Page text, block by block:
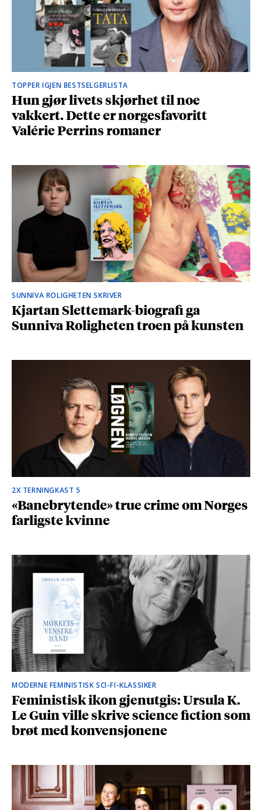
TOPPER IGJEN BESTSELGERLISTA
Hun gjør livets skjørhet til noe
vakkert. Dette er norgesfavoritt
Valérie Perrins romaner
SUNNIVA ROLIGHETEN SKRIVER
Kjartan Slettemark-biografi ga
Sunniva Roligheten troen på kunsten
2X TERNINGKAST 5
«Banebrytende» true crime om Norges
farligste kvinne
MODERNE FEMINISTISK SCI-FI-KLASSIKER
Feministisk ikon gjenutgis: Ursula K.
Le Guin ville skrive science fiction som
brøt med konvensjonene